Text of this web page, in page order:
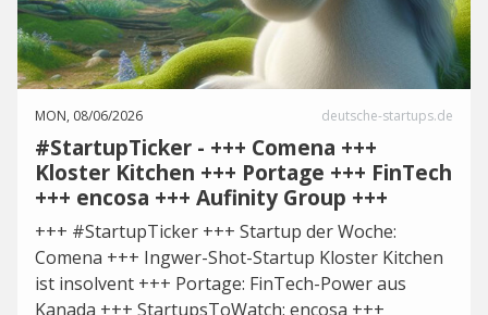
MON, 08/06/2026 deutsche-startups.de
#StartupTicker - +++ Comena +++
Kloster Kitchen +++ Portage +++ FinTech
+++ encosa +++ Aufinity Group +++
+++ #StartupTicker +++ Startup der Woche:
Comena +++ Ingwer-Shot-Startup Kloster Kitchen
ist insolvent +++ Portage: FinTech-Power aus
Kanada +++ StartupsToWatch: encosa +++